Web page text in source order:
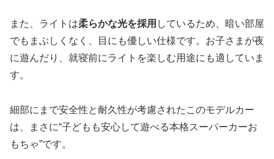
また、ライトは柔らかな光を採用 しているため、暗い部屋
でもまぶしくなく、目にも優しい仕様です。お子さまが夜
に遊んだり、就寝前にライトを楽しむ用途にも適していま
す。
細部にまで安全性と耐久性が考慮されたこのモデルカー
は、まさに“子どもも安心して遊べる本格スーパーカーお
もちゃ”です。